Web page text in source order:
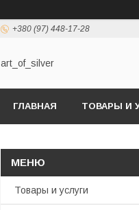
+380 (97) 448-17-28
art_of_silver
ГЛАВНАЯ ТОВАРЫ И
Товары и услуги